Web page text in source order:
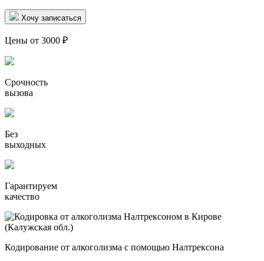
Хочу записаться
Цены от 3000 ₽
Срочность
вызова
Без
выходных
Гарантируем
качество
Кодирование от алкоголизма с помощью Налтрексона